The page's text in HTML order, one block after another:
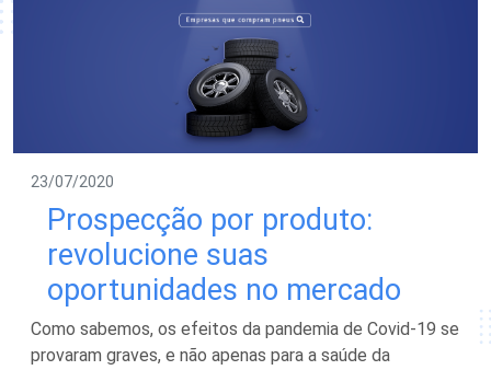
23/07/2020
Prospecção por produto:
revolucione suas
oportunidades no mercado
Como sabemos, os efeitos da pandemia de Covid-19 se
provaram graves, e não apenas para a saúde da